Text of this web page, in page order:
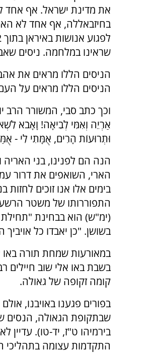
את מדינת ישראל. אף אחד
בחיזבאללה, אף אחד לא
שראינו במלחמה. ניסים
הניסים הללו מראים את
הניסים הללו מראים על
וכך כתב סבי, המשורר הרב
אַרְיֵה וְאִמִּי לְבִיאָה! וָאָבֹא
וּתְרוּעוֹת הָרִים, אֻמָּתִי לִי -
הנה הם לפנינו, בני
הארי, השואפים את דרור
בימים אלו אנו זוכים לחזות
התפוררותו של משטר
(ימ"ש) הוא בבחינת
בשושן. "כן יאבדו כל
במאורעות שמחת תורה באו
בשבת באו אלי שוב חיילים
קומה זקופה של גאולה.
בפורים פגענו באויבנו,
שבתקופת הגאולה, הנסים
בירמיהו ט"ז, יד-טו). עדיין
התקדמות עצומה בתהליכי